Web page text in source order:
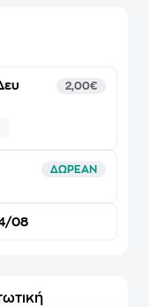
2,00€
ΔΩΡΕΑΝ
08